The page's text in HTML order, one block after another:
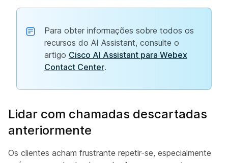
Para obter informações sobre todos os
recursos do AI Assistant, consulte o
artigo Cisco AI Assistant para Webex
Contact Center.
Lidar com chamadas descartadas
anteriormente
Os clientes acham frustrante repetir-se, especialmente